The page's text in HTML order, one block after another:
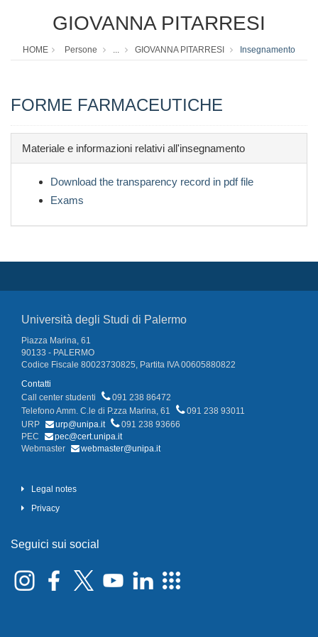
GIOVANNA PITARRESI
HOME Persone ... GIOVANNA PITARRESI Insegnamento
FORME FARMACEUTICHE
Materiale e informazioni relativi all'insegnamento
Download the transparency record in pdf file
Exams
Università degli Studi di Palermo
Piazza Marina, 61
90133 - PALERMO
Codice Fiscale 80023730825, Partita IVA 00605880822
Contatti
Call center studenti
091 238 86472
Telefono Amm. C.le di P.zza Marina, 61
091 238 93011
URP
urp@unipa.it
091 238 93666
PEC
pec@cert.unipa.it
Webmaster
webmaster@unipa.it
Legal notes
Privacy
Seguici sui social